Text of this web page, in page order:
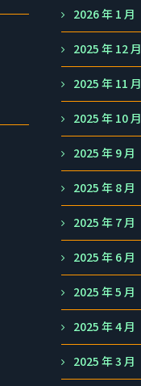
2026 年 1 月
2025 年 12 月
2025 年 11 月
2025 年 10 月
2025 年 9 月
2025 年 8 月
2025 年 7 月
2025 年 6 月
2025 年 5 月
2025 年 4 月
2025 年 3 月